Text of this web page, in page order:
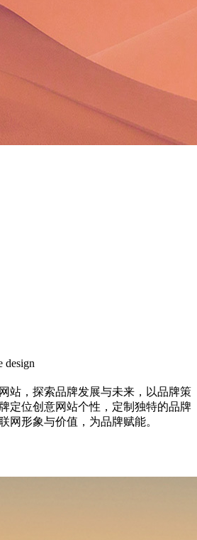
design
站，探索品牌发展与未来，以品牌策
定位创意网站个性，定制独特的品牌
网形象与价值，为品牌赋能。